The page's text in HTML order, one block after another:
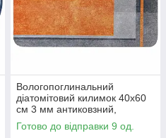
Вологопоглинальний
діатомітовий килимок 40x60
см 3 мм антиковзний,
Килимок для ванної швидко
сохне
Готово до відправки 9 од.